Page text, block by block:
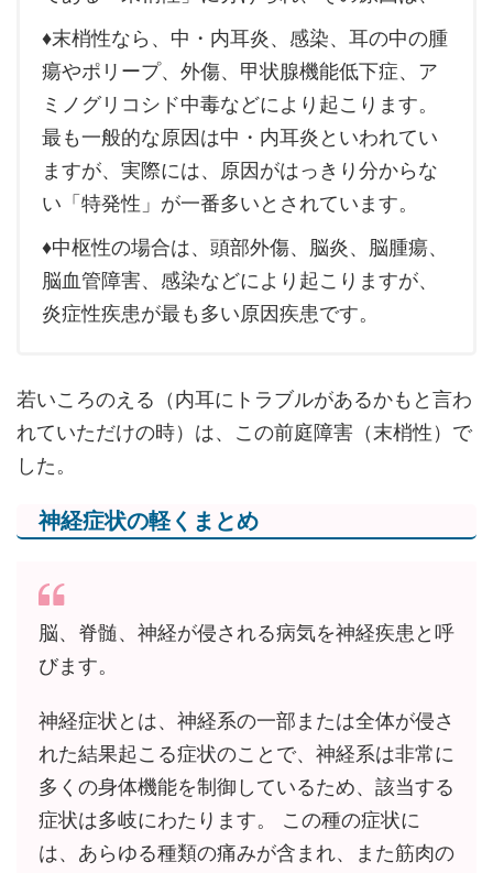
♦末梢性なら、中・内耳炎、感染、耳の中の腫
瘍やポリープ、外傷、甲状腺機能低下症、ア
ミノグリコシド中毒などにより起こります。
最も一般的な原因は中・内耳炎といわれてい
ますが、実際には、原因がはっきり分からな
い「特発性」が一番多いとされています。
♦中枢性の場合は、頭部外傷、脳炎、脳腫瘍、
脳血管障害、感染などにより起こりますが、
炎症性疾患が最も多い原因疾患です。
若いころのえる（内耳にトラブルがあるかもと言わ
れていただけの時）は、この前庭障害（末梢性）で
した。
神経症状の軽くまとめ
脳、脊髄、神経が侵される病気を神経疾患と呼
びます。
神経症状とは、神経系の一部または全体が侵さ
れた結果起こる症状のことで、神経系は非常に
多くの身体機能を制御しているため、該当する
症状は多岐にわたります。 この種の症状に
は、あらゆる種類の痛みが含まれ、また筋肉の